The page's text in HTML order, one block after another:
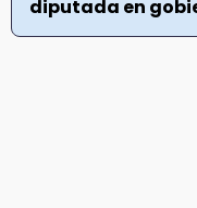
diputada en